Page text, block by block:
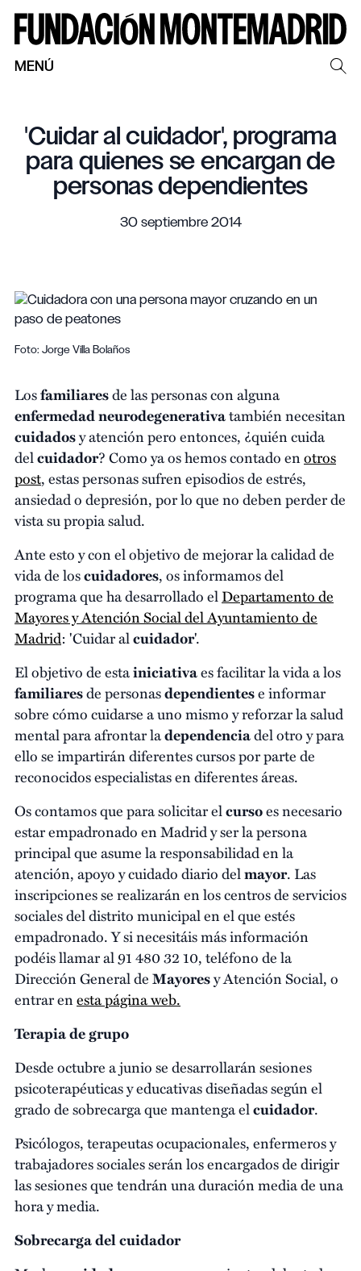
MENÚ
'Cuidar al cuidador', programa
para quienes se encargan de
personas dependientes
30 septiembre 2014
Foto: Jorge Villa Bolaños
Losfamiliaresde las personas con alguna
enfermedad neurodegenerativatambién necesitan
cuidadosy atención pero entonces, ¿quién cuida
delcuidador? Como ya os hemos contado enotros
post, estas personas sufren episodios de estrés,
ansiedad o depresión, por lo que no deben perder de
vista su propia salud.
Ante esto y con el objetivo de mejorar la calidad de
vida de loscuidadores, os informamos del
programa que ha desarrollado elDepartamento de
Mayores y Atención Social del Ayuntamiento de
Madrid: 'Cuidar alcuidador'.
El objetivo de estainiciativaes facilitar la vida a los
familiaresde personasdependientese informar
sobre cómo cuidarse a uno mismo y reforzar la salud
mental para afrontar ladependenciadel otro y para
ello se impartirán diferentes cursos por parte de
reconocidos especialistas en diferentes áreas.
Os contamos que para solicitar elcursoes necesario
estar empadronado en Madrid y ser la persona
principal que asume la responsabilidad en la
atención, apoyo y cuidado diario delmayor. Las
inscripciones se realizarán en los centros de servicios
sociales del distrito municipal en el que estés
empadronado. Y si necesitáis más información
podéis llamar al 91 480 32 10, teléfono de la
Dirección General deMayoresy Atención Social, o
entrar enesta página web.
Terapia de grupo
Desde octubre a junio se desarrollarán sesiones
psicoterapéuticas y educativas diseñadas según el
grado de sobrecarga que mantenga elcuidador.
Psicólogos, terapeutas ocupacionales, enfermeros y
trabajadores sociales serán los encargados de dirigir
las sesiones que tendrán una duración media de una
hora y media.
Sobrecarga del cuidador